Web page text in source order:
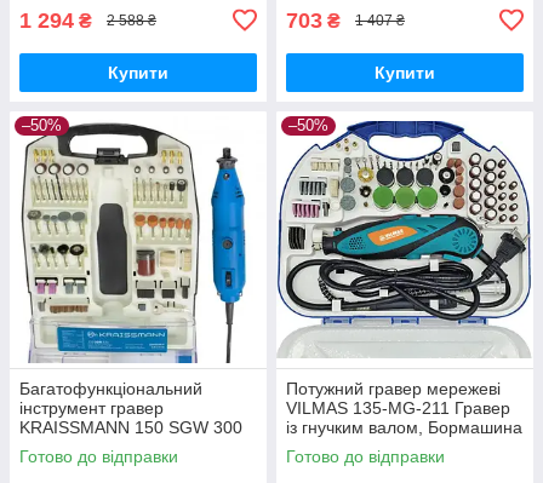
1 294 ₴ 2 588 ₴
Купити
703 ₴ 1 407 ₴
Купити
–50%
Багатофункціональний
інструмент гравер
KRAISSMANN 150 SGW 300
Граверна машинка, Гравер
для металу 300 насадок
Готово до відправки
–50%
Потужний гравер мережеві
VILMAS 135-MG-211 Гравер
із гнучким валом, Бормашина
гравер (211 насадок)
Готово до відправки